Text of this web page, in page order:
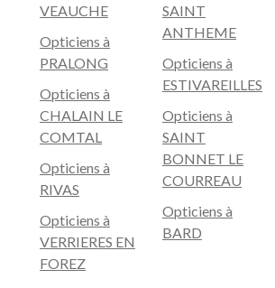
VEAUCHE
Opticiens à
PRALONG
Opticiens à
CHALAIN LE
COMTAL
Opticiens à
RIVAS
Opticiens à
VERRIERES EN
FOREZ
SAINT
ANTHEME
Opticiens à
ESTIVAREILLES
Opticiens à
SAINT
BONNET LE
COURREAU
Opticiens à
BARD